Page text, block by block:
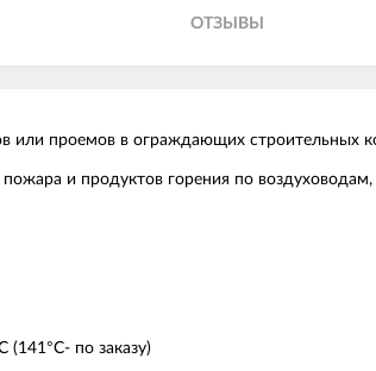
ОТЗЫВЫ
проемов в ограждающих строительных
и продуктов горения по
по заказу)